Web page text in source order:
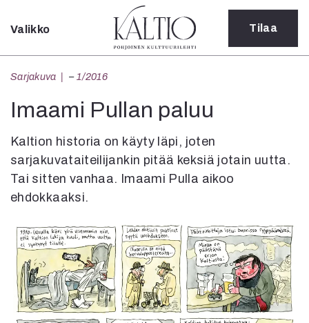
Sulje
Verkkoartikkeli
Teatteri
Tanssi
Sarjakuva
Sámegillii
Oulu2026
Näyttelyt
Musiikki
Levyt
Kuvataide
Kirjat
Valikko Tilaa
Sarjakuva – 1/2016
Imaami Pullan paluu
Kaltion historia on käyty läpi, joten
sarjakuvataiteilijankin pitää keksiä jotain uutta.
Tai sitten vanhaa. Imaami Pulla aikoo
ehdokkaaksi.